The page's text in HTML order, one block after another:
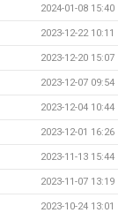
2024-01-08 15:40
2023-12-22 10:11
2023-12-20 15:07
2023-12-07 09:54
2023-12-04 10:44
2023-12-01 16:26
2023-11-13 15:44
2023-11-07 13:19
2023-10-24 13:01